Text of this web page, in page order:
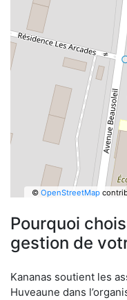
© OpenStreetMap
Pourquoi
gestion de
Kananas soutient les
Huveaune dans